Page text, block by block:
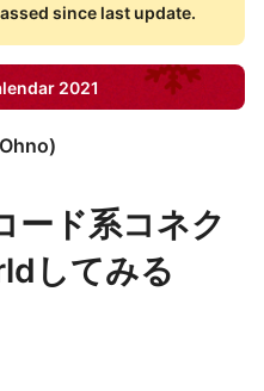
since last update.
2021
)
ード系コネク
してみる